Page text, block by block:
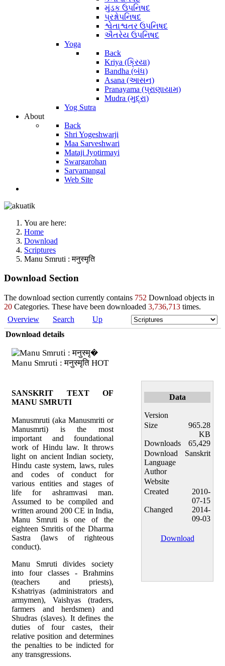
મુંડક ઉપનિષદ
પ્રશ્નોપનિષદ
શ્વેતાશ્વતર ઉપનિષદ
ઐતરેય ઉપનિષદ
Yoga
Back
Kriya (ક્રિયા)
Bandha (બંધ)
Asana (આસન)
Pranayama (પ્રાણાયામ)
Mudra (મુદ્રા)
Yog Sutra
About
Back
Shri Yogeshwarji
Maa Sarveshwari
Mataji Jyotirmayi
Swargarohan
Sarvamangal
Web Site
You are here:
Home
Download
Scriptures
Manu Smruti : मनुस्मृति
Download Section
The download section currently contains 752 Download objects in
20 Categories. These have been downloaded 3,736,713 times.
Overview
Search
Up
Download details
Manu Smruti : मनुस्मृति HOT
SANSKRIT TEXT OF
MANU SMRUTI
Manusmruti (aka Manusmriti or
Manusmrti) is the most
important and foundational
work of Hindu law. It throws
light on ancient Indian society,
Hindu caste system, laws, rules
and codes of conduct for
various entities and stages of
life for ashramvasi man.
Assumed to be compiled and
written around 200 CE in India,
Manu Smruti is one of the
eighteen Smritis of the Dharma
Sastra (laws of righteous
conduct).
Manu Smruti divides society
into four classes - Brahmins
(teachers and priests),
Kshatriyas (administrators and
armymen), Vaishyas (traders,
farmers and herdsmen) and
Shudras (slaves). It defines the
duties of four castes, their
relative position and determines
the penalties to be indicted for
any transgressions.
Data
Version
Size
965.28
KB
Downloads
65,429
Download
Language
Sanskrit
Author
Website
Created
2010-
07-15
Changed
2014-
09-03
Download